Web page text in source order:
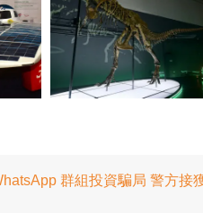
群組投資騙局 警方